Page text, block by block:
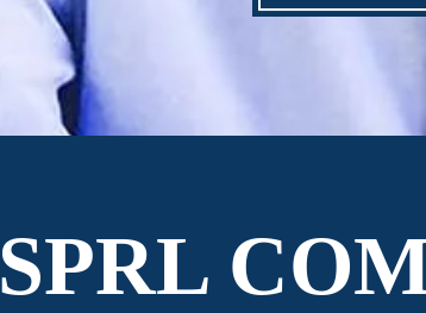
SPRL